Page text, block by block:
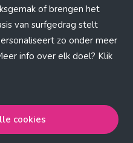
of brengen het
van surfgedrag stelt
zo onder meer
info over elk doel? Klik
met de strict
cookies